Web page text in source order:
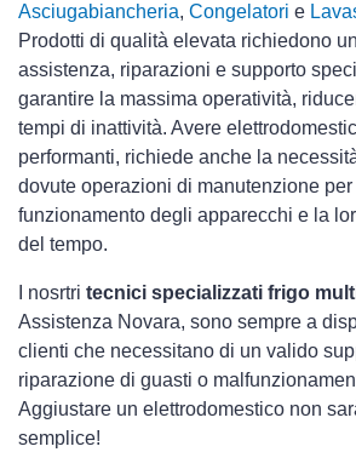
Asciugabiancheria, Congelatori e
Prodotti di qualità elevata richiedono
assistenza, riparazioni e supporto
garantire la massima operatività,
tempi di inattività. Avere
performanti, richiede anche la
dovute operazioni di manutenzione
funzionamento degli apparecchi e la
del tempo.
I nosrtri tecnici specializzati frigo
Assistenza Novara, sono sempre a
clienti che necessitano di un valido
riparazione di guasti o
Aggiustare un elettrodomestico non
semplice!